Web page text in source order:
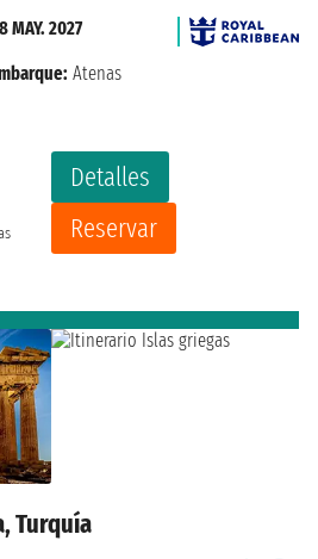
Detalles
Reservar
MAY. 2027
Atenas
Turquía